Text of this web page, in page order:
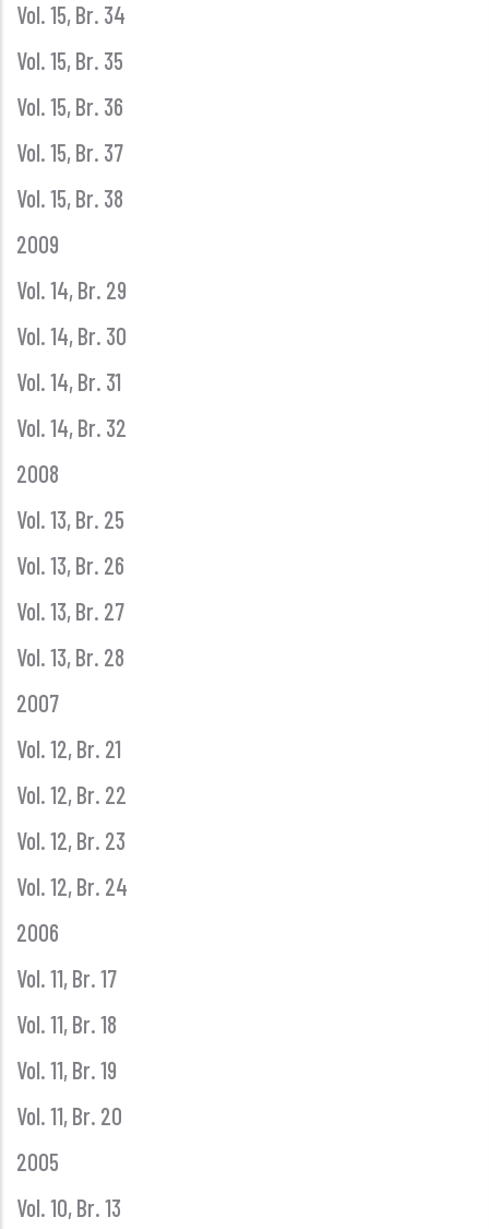
Vol. 15, Br. 34
Vol. 15, Br. 35
Vol. 15, Br. 36
Vol. 15, Br. 37
Vol. 15, Br. 38
2009
Vol. 14, Br. 29
Vol. 14, Br. 30
Vol. 14, Br. 31
Vol. 14, Br. 32
2008
Vol. 13, Br. 25
Vol. 13, Br. 26
Vol. 13, Br. 27
Vol. 13, Br. 28
2007
Vol. 12, Br. 21
Vol. 12, Br. 22
Vol. 12, Br. 23
Vol. 12, Br. 24
2006
Vol. 11, Br. 17
Vol. 11, Br. 18
Vol. 11, Br. 19
Vol. 11, Br. 20
2005
Vol. 10, Br. 13